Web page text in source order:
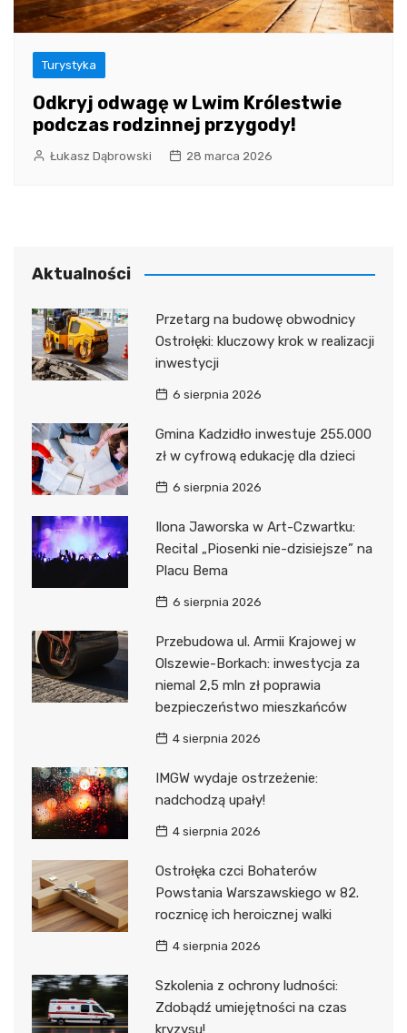
Turystyka
Odkryj odwagę w Lwim Królestwie
podczas rodzinnej przygody!
Łukasz Dąbrowski 28 marca 2026
Aktualności
Przetarg na budowę obwodnicy
Ostrołęki: kluczowy krok w realizacji
inwestycji
6 sierpnia 2026
Gmina Kadzidło inwestuje 255.000
zł w cyfrową edukację dla dzieci
6 sierpnia 2026
Ilona Jaworska w Art-Czwartku:
Recital „Piosenki nie-dzisiejsze” na
Placu Bema
6 sierpnia 2026
Przebudowa ul. Armii Krajowej w
Olszewie-Borkach: inwestycja za
niemal 2,5 mln zł poprawia
bezpieczeństwo mieszkańców
4 sierpnia 2026
IMGW wydaje ostrzeżenie:
nadchodzą upały!
4 sierpnia 2026
Ostrołęka czci Bohaterów
Powstania Warszawskiego w 82.
rocznicę ich heroicznej walki
4 sierpnia 2026
Szkolenia z ochrony ludności:
Zdobądź umiejętności na czas
kryzysu!